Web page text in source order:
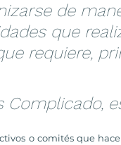
de
que
requiere,
Complicado,
o comités que